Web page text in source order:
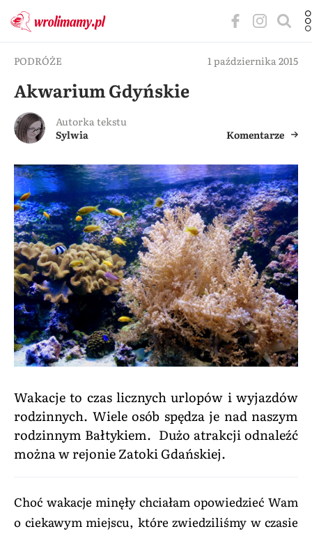
PODRÓŻE 1 października 2015
Akwarium Gdyńskie
Autorka tekstu
Sylwia
Komentarze
Wakacje to czas licznych urlopów i wyjazdów
rodzinnych. Wiele osób spędza je nad naszym
rodzinnym Bałtykiem. Dużo atrakcji odnaleźć
można w rejonie Zatoki Gdańskiej.
Choć wakacje minęły chciałam opowiedzieć Wam
o ciekawym miejscu, które zwiedziliśmy w czasie